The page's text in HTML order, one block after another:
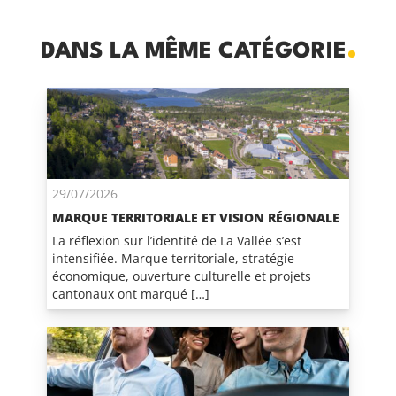
DANS LA MÊME CATÉGORIE
29/07/2026
MARQUE TERRITORIALE ET VISION RÉGIONALE
La réflexion sur l’identité de La Vallée s’est
intensifiée. Marque territoriale, stratégie
économique, ouverture culturelle et projets
cantonaux ont marqué […]